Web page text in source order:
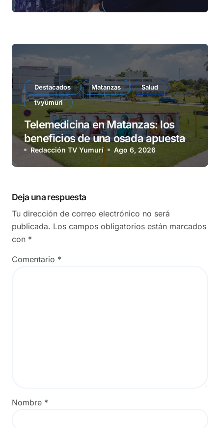
Destacados Matanzas
Salud
tvyumuri
Telemedicina en Matanzas: los
beneficios de una osada apuesta
Redacción TV Yumurí Ago 6, 2026
Deja una respuesta
Tu dirección de correo electrónico no será
publicada. Los campos obligatorios están marcados
con *
Comentario *
Nombre *